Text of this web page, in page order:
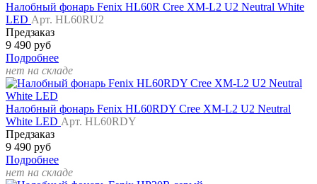
Налобный фонарь Fenix HL60R Cree XM-L2 U2 Neutral White
LED Арт. HL60RU2
Предзаказ
9 490 руб
Подробнее
нет на складе
Налобный фонарь Fenix HL60RDY Cree XM-L2 U2 Neutral
White LED Арт. HL60RDY
Предзаказ
9 490 руб
Подробнее
нет на складе